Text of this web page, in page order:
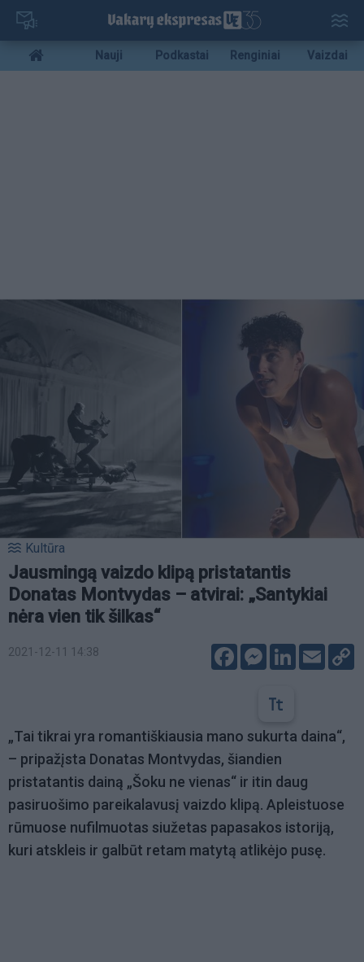
Pereiti
pagrindinį
turinį
Mobile
menu
Nauji Podkastai Renginiai Vaizdai
Kultūra
Jausmingą vaizdo klipą pristatantis
Donatas Montvydas – atvirai: „Santykiai
nėra vien tik šilkas“
2021-12-11 14:38 FacebookMessenger
LinkedIn
Email
„Tai tikrai yra romantiškiausia mano sukurta daina“,
– pripažįsta Donatas Montvydas, šiandien
pristatantis dainą „Šoku ne vienas“ ir itin daug
pasiruošimo pareikalavusį vaizdo klipą. Apleistuose
rūmuose nufilmuotas siužetas papasakos istoriją,
kuri atskleis ir galbūt retam matytą atlikėjo pusę.